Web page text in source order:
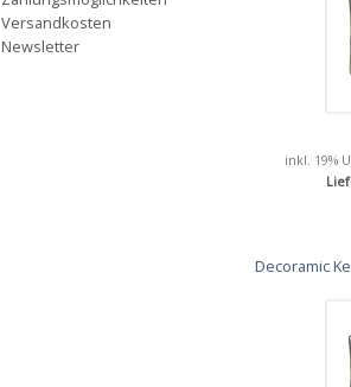
inkl. 19%
Decoramic
Versandkosten
Newsletter